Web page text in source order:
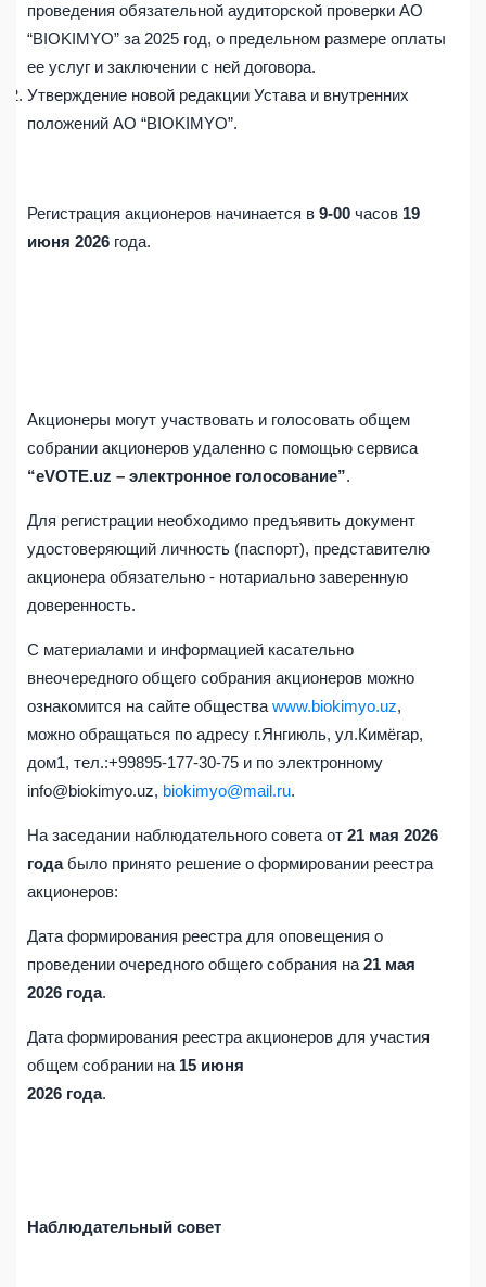
проведения обязательной аудиторской проверки АО
“BIOKIMYO” за 2025 год, о предельном размере оплаты
ее услуг и заключении с ней договора.
Утверждение новой редакции Устава и внутренних
положений АО “BIOKIMYO”.
Регистрация акционеров начинается в 9-00 часов 19
июня 2026 года.
Акционеры могут участвовать и голосовать общем
собрании акционеров удаленно с помощью сервиса
“eVOTE.uz – электронное голосование”.
Для регистрации необходимо предъявить документ
удостоверяющий личность (паспорт), представителю
акционера обязательно - нотариально заверенную
доверенность.
С материалами и информацией касательно
внеочередного общего собрания акционеров можно
ознакомится на сайте общества www.biokimyo.uz,
можно обращаться по адресу г.Янгиюль, ул.Кимёгар,
дом1, тел.:+99895-177-30-75 и по электронному
info@biokimyo.uz, biokimyo@mail.ru.
На заседании наблюдательного совета от 21 мая 2026
годабыло принято решение о формировании реестра
акционеров:
Дата формирования реестра для оповещения о
проведении очередного общего собрания на 21 мая
2026 года.
Дата формирования реестра акционеров для участия
общем собрании на 15 июня
2026 года.
Наблюдательный совет